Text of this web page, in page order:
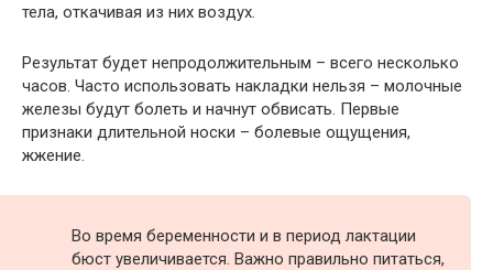
тела, откачивая из них воздух.
Результат будет непродолжительным – всего несколько
часов. Часто использовать накладки нельзя – молочные
железы будут болеть и начнут обвисать. Первые
признаки длительной носки – болевые ощущения,
жжение.
Во время беременности и в период лактации
бюст увеличивается. Важно правильно питаться,